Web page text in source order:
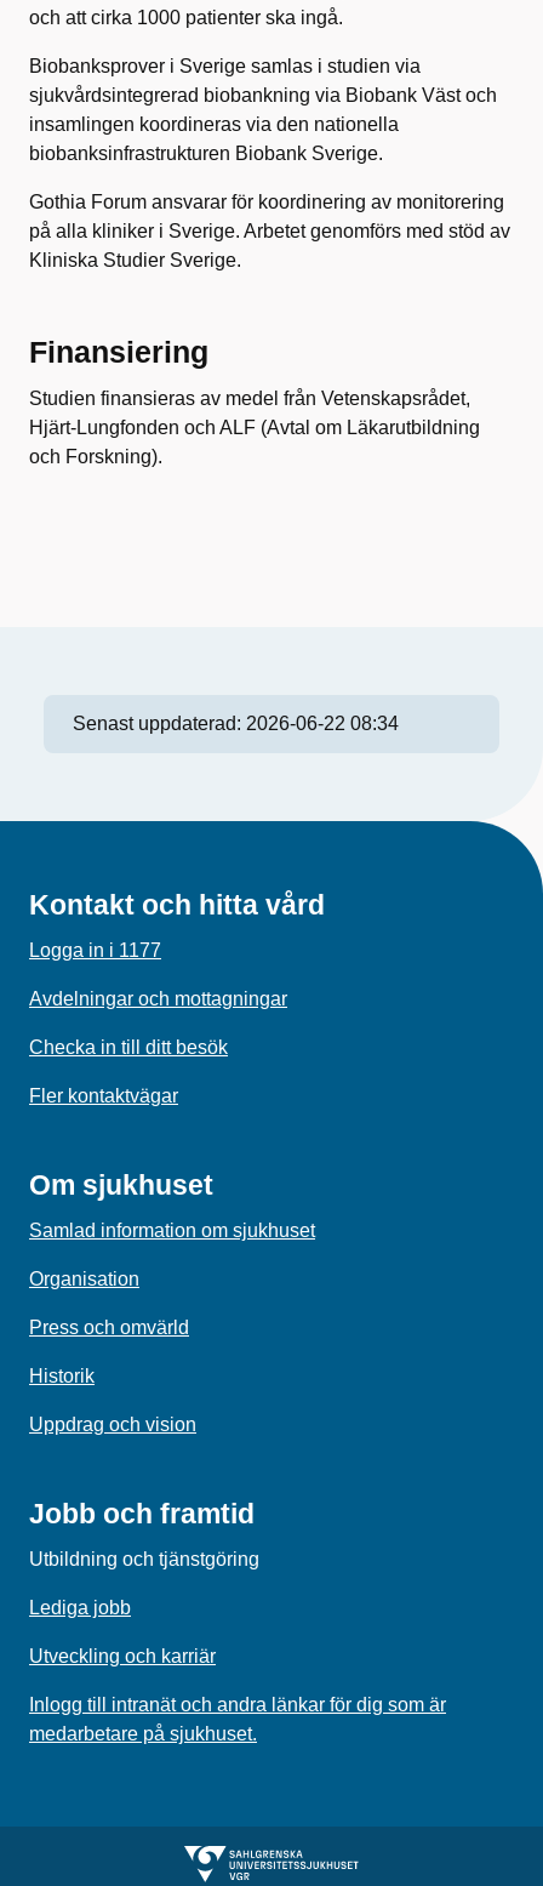
och att cirka 1000 patienter ska ingå.
Biobanksprover i Sverige samlas i studien via
sjukvårdsintegrerad biobankning via Biobank Väst och
insamlingen koordineras via den nationella
biobanksinfrastrukturen Biobank Sverige.
Gothia Forum ansvarar för koordinering av monitorering
på alla kliniker i Sverige. Arbetet genomförs med stöd av
Kliniska Studier Sverige.
Finansiering
Studien finansieras av medel från Vetenskapsrådet,
Hjärt-Lungfonden och ALF (Avtal om Läkarutbildning
och Forskning).
Senast uppdaterad: 2026-06-22 08:34
Kontakt och hitta vård
Logga in i 1177
Avdelningar och mottagningar
Checka in till ditt besök
Fler kontaktvägar
Om sjukhuset
Samlad information om sjukhuset
Organisation
Press och omvärld
Historik
Uppdrag och vision
Jobb och framtid
Utbildning och tjänstgöring
Lediga jobb
Utveckling och karriär
Inlogg till intranät och andra länkar för dig som är
medarbetare på sjukhuset.